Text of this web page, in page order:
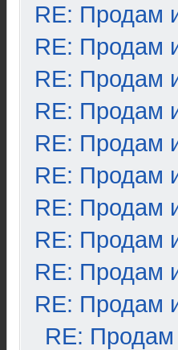
RE: Продам
RE: Продам
RE: Продам
RE: Продам
RE: Продам
RE: Продам
RE: Продам
RE: Продам
RE: Продам
RE: Продам
RE: